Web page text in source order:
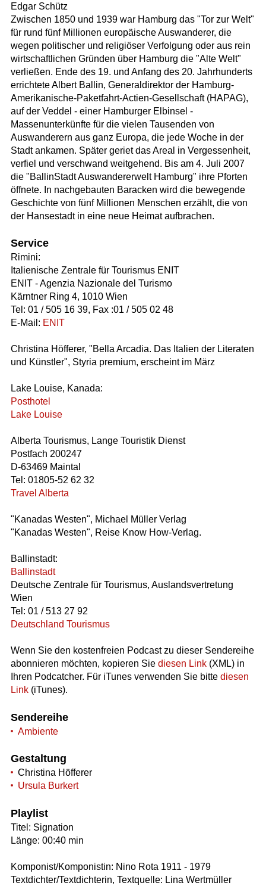
Edgar Schütz
Zwischen 1850 und 1939 war Hamburg das "Tor zur Welt"
für rund fünf Millionen europäische Auswanderer, die
wegen politischer und religiöser Verfolgung oder aus rein
wirtschaftlichen Gründen über Hamburg die "Alte Welt"
verließen. Ende des 19. und Anfang des 20. Jahrhunderts
errichtete Albert Ballin, Generaldirektor der Hamburg-
Amerikanische-Paketfahrt-Actien-Gesellschaft (HAPAG),
auf der Veddel - einer Hamburger Elbinsel -
Massenunterkünfte für die vielen Tausenden von
Auswanderern aus ganz Europa, die jede Woche in der
Stadt ankamen. Später geriet das Areal in Vergessenheit,
verfiel und verschwand weitgehend. Bis am 4. Juli 2007
die "BallinStadt Auswandererwelt Hamburg" ihre Pforten
öffnete. In nachgebauten Baracken wird die bewegende
Geschichte von fünf Millionen Menschen erzählt, die von
der Hansestadt in eine neue Heimat aufbrachen.
Service
Rimini:
Italienische Zentrale für Tourismus ENIT
ENIT - Agenzia Nazionale del Turismo
Kärntner Ring 4, 1010 Wien
Tel: 01 / 505 16 39, Fax :01 / 505 02 48
E-Mail: ENIT
Christina Höfferer, "Bella Arcadia. Das Italien der Literaten
und Künstler", Styria premium, erscheint im März
Lake Louise, Kanada:
Posthotel
Lake Louise
Alberta Tourismus, Lange Touristik Dienst
Postfach 200247
D-63469 Maintal
Tel: 01805-52 62 32
Travel Alberta
"Kanadas Westen", Michael Müller Verlag
"Kanadas Westen", Reise Know How-Verlag.
Ballinstadt:
Ballinstadt
Deutsche Zentrale für Tourismus, Auslandsvertretung
Wien
Tel: 01 / 513 27 92
Deutschland Tourismus
Wenn Sie den kostenfreien Podcast zu dieser Sendereihe
abonnieren möchten, kopieren Sie diesen Link(XML) in
Ihren Podcatcher. Für iTunes verwenden Sie bitte diesen
Link(iTunes).
Sendereihe
Ambiente
Gestaltung
Christina Höfferer
Ursula Burkert
Playlist
Titel: Signation
Länge: 00:40 min
Komponist/Komponistin: Nino Rota 1911 - 1979
Textdichter/Textdichterin, Textquelle: Lina Wertmüller